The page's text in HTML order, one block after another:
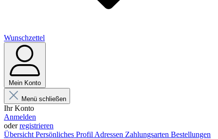
Wunschzettel
Mein Konto
Menü schließen
Ihr Konto
Anmelden
oderregistrieren
Übersicht Persönliches Profil Adressen Zahlungsarten Bestellungen